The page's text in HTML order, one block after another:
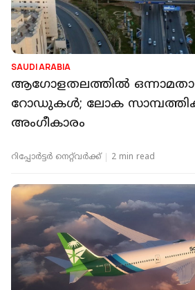
SAUDI ARABIA
ആഗോളതലത്തിൽ
റോഡുകൾ; ലോക
അംഗീകാരം
റിപ്പോർട്ടർ നെറ്റ്‌വര്‍ക്ക്‌ 2 min read